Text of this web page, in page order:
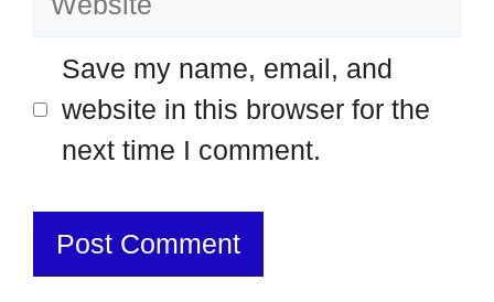
Save my name, email, and
website in this browser for the
next time I comment.